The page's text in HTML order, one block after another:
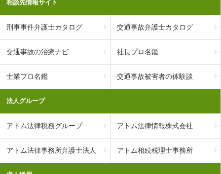
相談先情報サイト
刑事事件弁護士カタログ 交通事故弁護士カタログ
交通事故の治療ナビ 社長プロ名鑑
士業プロ名鑑 交通事故被害者の体験談
法人グループ
アトム法律税務グループ アトム法律情報株式会社
アトム法律事務所弁護士法人 アトム相続税理士事務所